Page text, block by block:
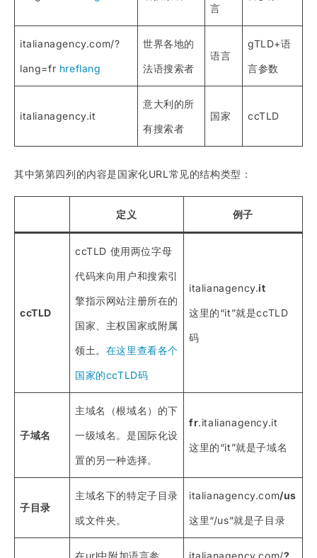
言
italianagency.com/?
lang=fr hreflang
世界各地的
法语搜索者
语言
gTLD+语
言参数
italianagency.it
意大利的所
有搜索者
国家 ccTLD
其中第第四列的内容是国家化URL常见的结构类型：
定义 例子
ccTLD
ccTLD 使用两位字母
代码来向用户和搜索引
擎指示网站注册所在的
国家、主权国家或附属
领土。 在这里查看各个
国家的ccTLD码
italianagency.it
这里的“it”就是ccTLD
码
子域名
主域名（根域名）的下
一级域名。是国际化设
置的另一种选择。
fr.italianagency.it
这里的“it”就是子域名
子目录
主域名下的特定子目录
或文件夹。
italianagency.com/us
这里“/us”就是子目录